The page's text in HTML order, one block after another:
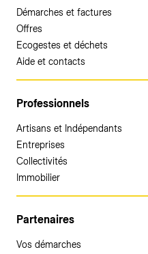
Démarches et factures
Offres
Ecogestes et déchets
Aide et contacts
Professionnels
Artisans et Indépendants
Entreprises
Collectivités
Immobilier
Partenaires
Vos démarches